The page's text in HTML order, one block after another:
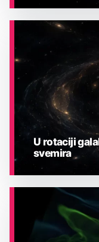
ASTRONOMIJA
U rotaciji
svemira